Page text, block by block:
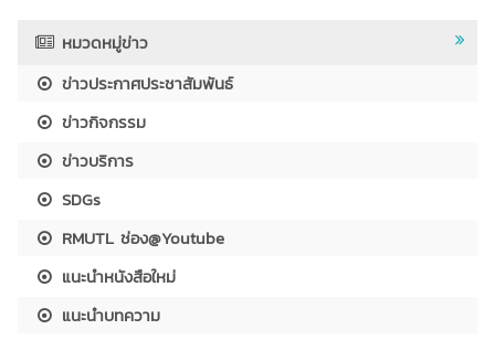
หมวดหมู่ข่าว
ข่าวประกาศประชาสัมพันธ์
ข่าวกิจกรรม
ข่าวบริการ
SDGs
RMUTL ช่อง@Youtube
แนะนำหนังสือใหม่
แนะนำบทความ